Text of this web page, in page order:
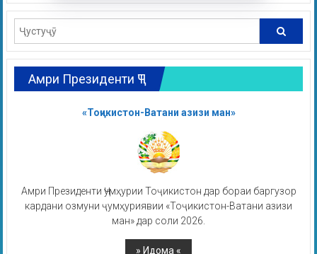
Амри Президенти ҶТ
«Тоҷикистон-Ватани азизи ман»
Амри Президенти Ҷумҳурии Тоҷикистон дар бораи баргузор
кардани озмуни ҷумҳуриявии «Тоҷикистон-Ватани азизи
ман» дар соли 2026.